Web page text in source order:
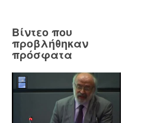
Βίντεο που
προβλήθηκαν
πρόσφατα